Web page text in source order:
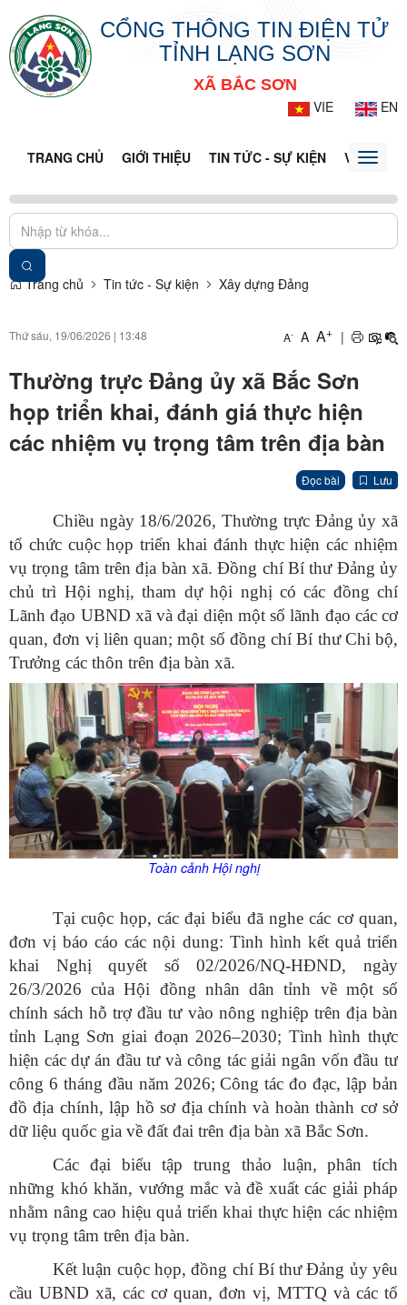
CỔNG THÔNG TIN ĐIỆN TỬ
TỈNH LẠNG SƠN
XÃ BẮC SƠN
VIE
EN
TRANG CHỦ GIỚI THIỆU TIN TỨC - SỰ KIỆN VĂN BẢN
Toggle
Trang chủ Tin tức - Sự kiện Xây dựng Đảng
Thứ sáu, 19/06/2026 | 13:48 A- A A+ |
Thường trực Đảng ủy xã Bắc Sơn
họp triển khai, đánh giá thực hiện
các nhiệm vụ trọng tâm trên địa bàn
Đọc bài Lưu
Chiều ngày 18/6/2026, Thường trực Đảng ủy xã
tổ chức cuộc họp triển khai đánh thực hiện các nhiệm
vụ trọng tâm trên địa bàn xã. Đồng chí Bí thư Đảng ủy
chủ trì Hội nghị, tham dự hội nghị có các đồng chí
Lãnh đạo UBND xã và đại diện một số lãnh đạo các cơ
quan, đơn vị liên quan; một số đồng chí Bí thư Chi bộ,
Trưởng các thôn trên địa bàn xã.
Toàn cảnh Hội nghị
Tại cuộc họp, các đại biểu đã nghe các cơ quan,
đơn vị báo cáo các nội dung: Tình hình kết quả triển
khai Nghị quyết số 02/2026/NQ-HĐND, ngày
26/3/2026 của Hội đồng nhân dân tỉnh về một số
chính sách hỗ trợ đầu tư vào nông nghiệp trên địa bàn
tỉnh Lạng Sơn giai đoạn 2026–2030; Tình hình thực
hiện các dự án đầu tư và công tác giải ngân vốn đầu tư
công 6 tháng đầu năm 2026; Công tác đo đạc, lập bản
đồ địa chính, lập hồ sơ địa chính và hoàn thành cơ sở
dữ liệu quốc gia về đất đai trên địa bàn xã Bắc Sơn.
Các đại biểu tập trung thảo luận, phân tích
những khó khăn, vướng mắc và đề xuất các giải pháp
nhằm nâng cao hiệu quả triển khai thực hiện các nhiệm
vụ trọng tâm trên địa bàn.
Kết luận cuộc họp, đồng chí Bí thư Đảng ủy yêu
cầu UBND xã, các cơ quan, đơn vị, MTTQ và các tổ